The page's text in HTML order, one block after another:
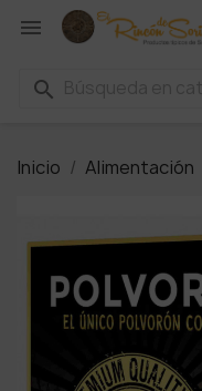

search
Inicio Alimentación